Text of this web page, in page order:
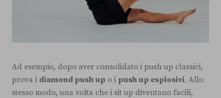
Ad esempio, dopo aver consolidato i push up classici,
prova i diamond push up o i push up esplosivi. Allo
stesso modo, una volta che i sit up diventano facili,